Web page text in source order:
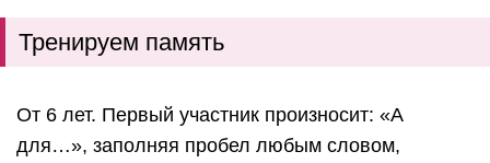
Тренируем память
От 6 лет. Первый участник произносит: «А
для…», заполняя пробел любым словом,